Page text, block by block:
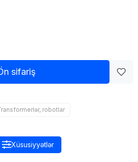
sifariş
robotlar
Xüsusiyyətlər